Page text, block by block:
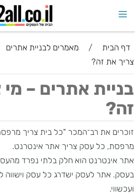
דף הבית / מאמרים לבניית אתרים
צריך את זה?
בניית אתרים –
זה?
זוכרים את רב־המכר "כל בית צריך
מרפסת, כל עסק צריך אתר אינטרנט.
אתר אינטרנט הוא חלק בלתי נפרד
בעסק. אתר לעסק ישדרג כל עסק וישווה
ועכשווי.